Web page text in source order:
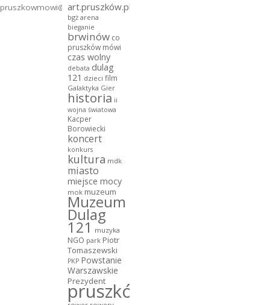
pruszkowmowi@gmail.com
art.pruszków.pl
bgż arena
bieganie
brwinów co
pruszków mówi
czas wolny
debata dulag
121 dzieci film
Galaktyka Gier
historia ii
wojna światowa
Kacper
Borowiecki
koncert
konkurs
kultura mdk
miasto
miejsce mocy
mok muzeum
Muzeum
Dulag
121 muzyka
NGO park Piotr
Tomaszewski
PKP Powstanie
Warszawskie
Prezydent
pruszków